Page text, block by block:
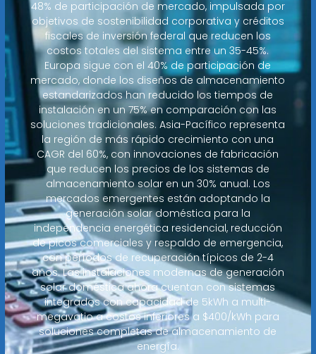
48% de participación de mercado, impulsada por
objetivos de sostenibilidad corporativa y créditos
fiscales de inversión federal que reducen los
costos totales del sistema entre un 35-45%.
Europa sigue con el 40% de participación de
mercado, donde los diseños de almacenamiento
estandarizados han reducido los tiempos de
instalación en un 75% en comparación con las
soluciones tradicionales. Asia-Pacífico representa
la región de más rápido crecimiento con una
CAGR del 60%, con innovaciones de fabricación
que reducen los precios de los sistemas de
almacenamiento solar en un 30% anual. Los
mercados emergentes están adoptando la
generación solar doméstica para la
independencia energética residencial, reducción
de picos comerciales y respaldo de emergencia,
con períodos de recuperación típicos de 2-4
años. Las instalaciones modernas de generación
solar doméstica ahora cuentan con sistemas
integrados con capacidad de 5kWh a multi-
megavatio a costos inferiores a $400/kWh para
soluciones completas de almacenamiento de
energía.